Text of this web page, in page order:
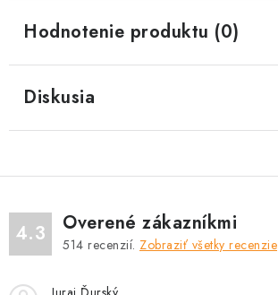
Hodnotenie produktu (0)
Diskusia
4.3 Overené zákazníkmi
514 recenzií. Zobraziť všetky recenzie